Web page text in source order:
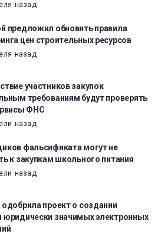
назад
предложил обновить правила
цен строительных ресурсов
назад
участников закупок
требованиям будут проверять
ФНС
назад
фальсификата могут не
к закупкам школьного питания
назад
проект о создании
юридически значимых электронных